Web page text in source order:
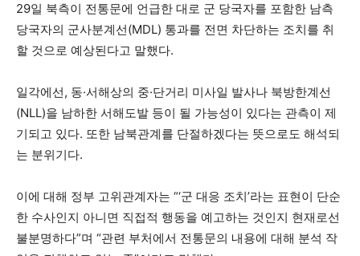
29일 북측이 전통문에 언급한 대로 군 당국자를 포함한 남측
당국자의 군사분계선(MDL) 통과를 전면 차단하는 조치를 취
할 것으로 예상된다고 말했다.
일각에선, 동·서해상의 중·단거리 미사일 발사나 북방한계선
(NLL)을 남하한 서해도발 등이 될 가능성이 있다는 관측이 제
기되고 있다. 또한 남북관계를 단절하겠다는 뜻으로도 해석되
는 분위기다.
이에 대해 정부 고위관계자는 “‘군 대응 조치’라는 표현이 단순
한 수사인지 아니면 직접적 행동을 예고하는 것인지 현재로선
불분명하다”며 “관련 부처에서 전통문의 내용에 대해 분석 작